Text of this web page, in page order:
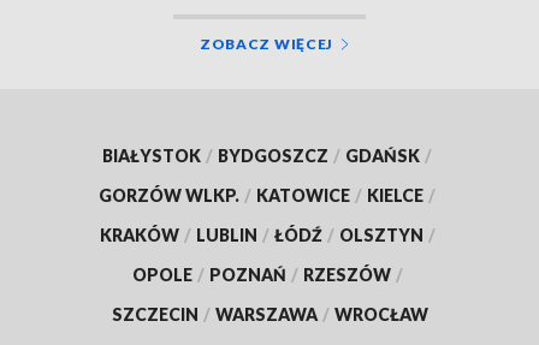
ZOBACZ WIĘCEJ
BIAŁYSTOK / BYDGOSZCZ / GDAŃSK /
GORZÓW WLKP. / KATOWICE / KIELCE /
KRAKÓW / LUBLIN / ŁÓDŹ / OLSZTYN /
OPOLE / POZNAŃ / RZESZÓW /
SZCZECIN / WARSZAWA / WROCŁAW